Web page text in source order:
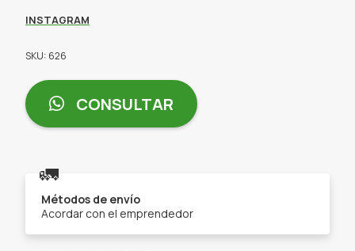
INSTAGRAM
SKU: 626
CONSULTAR
🚛
Métodos de envío
Acordar con el emprendedor